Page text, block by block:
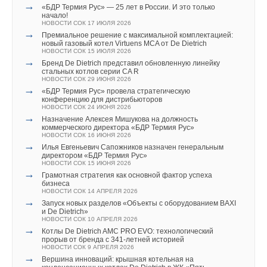
→
«БДР Термия Рус» — 25 лет в России. И это только
начало!
НОВОСТИ СОК 17 ИЮЛЯ 2026
→
Премиальное решение с максимальной комплектацией:
новый газовый котел Virtuens MCA от De Dietrich
НОВОСТИ СОК 15 ИЮЛЯ 2026
→
Бренд De Dietrich представил обновленную линейку
стальных котлов серии CA R
НОВОСТИ СОК 29 ИЮНЯ 2026
→
«БДР Термия Рус» провела стратегическую
конференцию для дистрибьюторов
НОВОСТИ СОК 24 ИЮНЯ 2026
→
Назначение Алексея Мишукова на должность
коммерческого директора «БДР Термия Рус»
НОВОСТИ СОК 16 ИЮНЯ 2026
→
Илья Евгеньевич Сапожников назначен генеральным
директором «БДР Термия Рус»
НОВОСТИ СОК 15 ИЮНЯ 2026
→
Грамотная стратегия как основной фактор успеха
бизнеса
НОВОСТИ СОК 14 АПРЕЛЯ 2026
→
Запуск новых разделов «Объекты с оборудованием BAXI
и De Dietrich»
НОВОСТИ СОК 10 АПРЕЛЯ 2026
→
Котлы De Dietrich AMC PRO EVO: технологический
прорыв от бренда с 341-летней историей
НОВОСТИ СОК 9 АПРЕЛЯ 2026
→
Вершина инноваций: крышная котельная на
Итоги года и перспективы рынка. Есть ли повод для
оптимизма?
Испытательная лаборатория, оснащённая по последнему
слову техники
Стадион «Казань Арена» с оборудованием Viega
Совершенный климат возможен на любом объекте
Климатика для фермы от Adrian Group
Показательная энергоэффективность: лучшие проекты
компании REHAU в 2018 году
Использование оборудования Turkov в северных регионах
Россия — ключевой рынок для Viessmann
Что могут современные насосы
Бюджетная запорная арматура — перспективы в Европе
и России
→
«РУСКЛИМАТ Fest 2026» в Уфе собрал свыше 700
профи климатической отрасли
→
Инверторные накопительные водонагреватели Royal
Thermo: чем отличаются три серии
→
Группа «Теплолюкс» открыла новую производственную
площадку
Комментарии
В этой теме еще нет комментариев
Добавить комментарий
→
BWT приняла участие в 32-м Международном форуме
«ПИВО» в Сочи
→
Компания BWT построила под ключ бассейны
с озонированием
→
BWT провела презентацию новинки во Всемирный день
водных ресурсов
→ Новые продукты BWT на выставке Aquatherm Moscow
НОВОСТИ СОК 27 ФЕВРАЛЯ 2023
→
Компания BWT займется очисткой более 7 500 м3 воды в
Краснодаре
НОВОСТИ СОК 25 ЯНВАРЯ 2023
Комментарии
В этой теме еще нет комментариев